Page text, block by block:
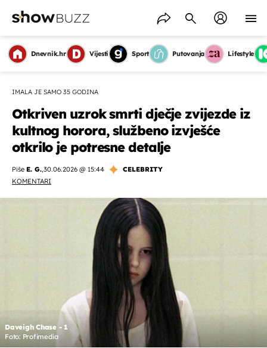
Dnevnik.hr Vijesti Sport Putovanja Lifestyle
IMALA JE SAMO 35 GODINA
Otkriven uzrok smrti dječje zvijezde iz
kultnog horora, službeno izvješće
otkrilo je potresne detalje
Piše E. G.,30.06.2026 @ 15:44
CELEBRITY
KOMENTARI
Daveigh Chase - 1
Foto: Profimedia
OMOGUĆI OBAVIJESTI